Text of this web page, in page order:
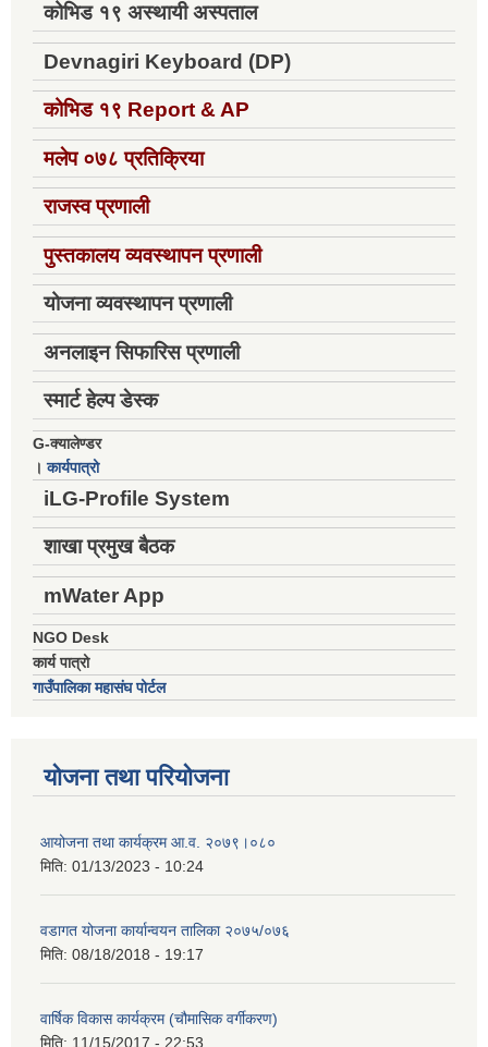
कोभिड १९ अस्थायी अस्पताल
Devnagiri Keyboard (DP)
कोभिड १९ Report & AP
मलेप ०७८ प्रतिक्रिया
राजस्व प्रणाली
पुस्तकालय व्यवस्थापन प्रणाली
योजना व्यवस्थापन प्रणाली
अनलाइन सिफारिस प्रणाली
स्मार्ट हेल्प डेस्क
G-क्यालेण्डर
।कार्यपात्रो
iLG-Profile System
शाखा प्रमुख बैठक
mWater App
NGO Desk
कार्य पात्रो
गाउँपालिका महासंघ पोर्टल
योजना तथा परियोजना
आयोजना तथा कार्यक्रम आ.व. २०७९।०८०
मिति: 01/13/2023 - 10:24
वडागत योजना कार्यान्वयन तालिका २०७५/०७६
मिति: 08/18/2018 - 19:17
वार्षिक विकास कार्यक्रम (चौमासिक वर्गीकरण)
मिति: 11/15/2017 - 22:53